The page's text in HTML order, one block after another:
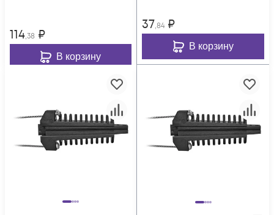
114,38 ₽
В корзину
37,84 ₽
В корзину